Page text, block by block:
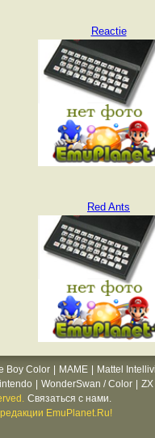
Reactie
Red Ants
Boy Color MAME Mattel
WonderSwan / Color
Связаться с нами.
EmuPlanet.Ru!